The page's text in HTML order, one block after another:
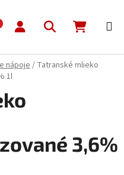
Hľadať
nápoje/ Tatranské mlieko
1l
3,6%